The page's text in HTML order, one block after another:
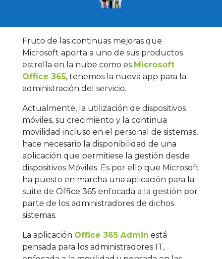
Fruto de las continuas mejoras que
Microsoft aporta a uno de sus productos
estrella en la nube como es Microsoft
Office 365, tenemos la nueva app para la
administración del servicio.
Actualmente, la utilización de dispositivos
móviles, su crecimiento y la continua
movilidad incluso en el personal de sistemas,
hace necesario la disponibilidad de una
aplicación que permitiese la gestión desde
dispositivos Móviles. Es por ello que Microsoft
ha puesto en marcha una aplicación para la
suite de Office 365 enfocada a la gestión por
parte de los administradores de dichos
sistemas.
La aplicación Office 365 Admin está
pensada para los administradores IT,